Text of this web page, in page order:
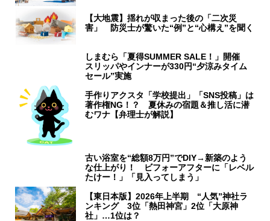
【大地震】揺れが収まった後の「二次災
害」 防災士が驚いた“例”と“心構え”を聞く
しまむら「夏得SUMMER SALE！」開催
スリッパやインナーが330円“夕涼みタイム
セール”実施
手作りアクスタ「学校提出」「SNS投稿」は
著作権NG！？ 夏休みの宿題＆推し活に潜
むワナ【弁理士が解説】
古い浴室を“総額8万円”でDIY→新築のよう
な仕上がり！ ビフォーアフターに「レベル
たけー！」「見入ってしまう」
【東日本版】2026年上半期 “人気”神社ラ
ンキング 3位「熱田神宮」2位「大原神
社」…1位は？